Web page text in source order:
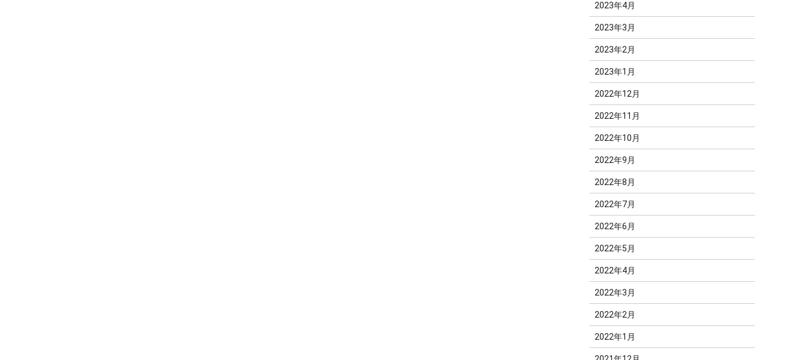
2023年4月
2023年3月
2023年2月
2023年1月
2022年12月
2022年11月
2022年10月
2022年9月
2022年8月
2022年7月
2022年6月
2022年5月
2022年4月
2022年3月
2022年2月
2022年1月